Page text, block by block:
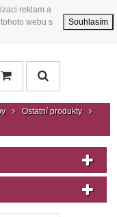
reklam a
webu s
Souhlasím
Ostatní produkty